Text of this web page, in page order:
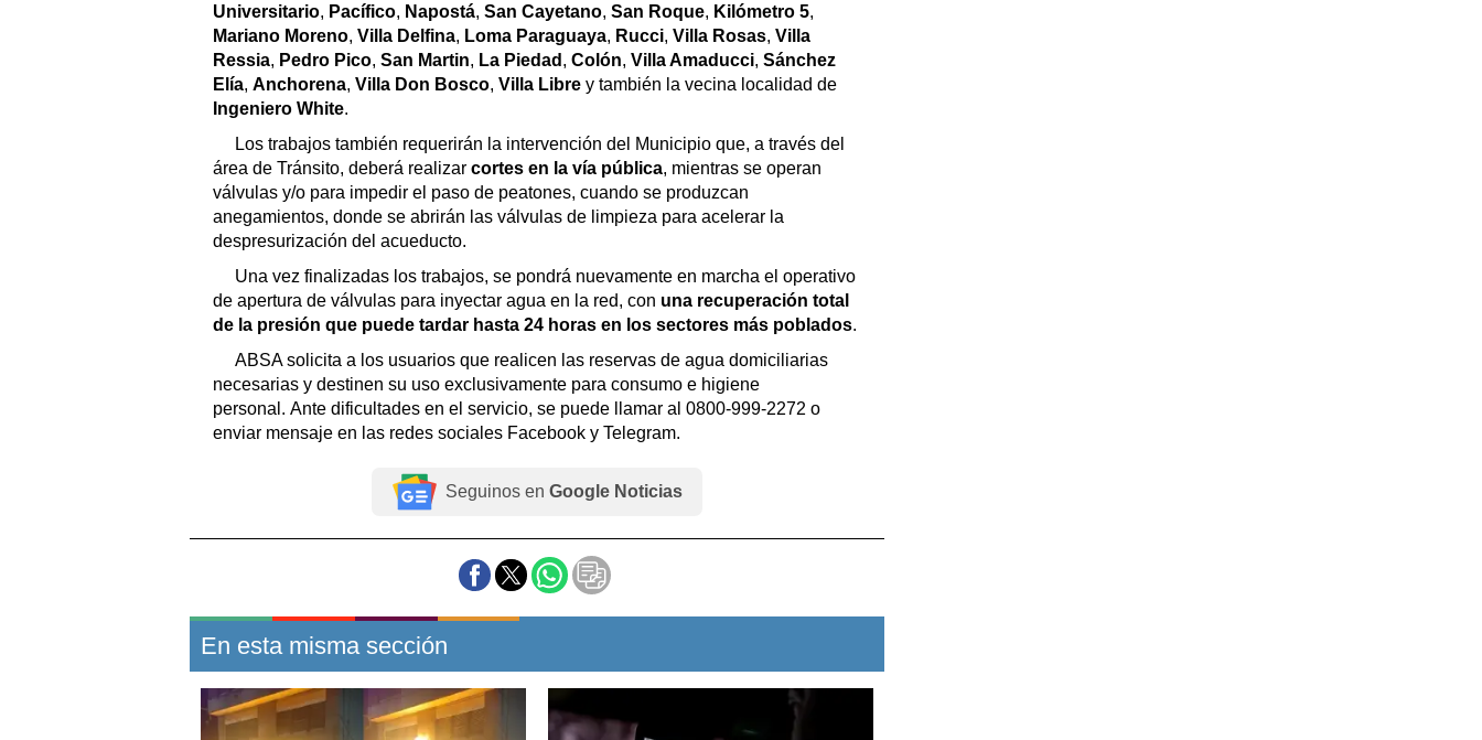
Universitario, Pacífico, Napostá, San Cayetano, San Roque, Kilómetro 5,
Mariano Moreno, Villa Delfina, Loma Paraguaya, Rucci, Villa Rosas, Villa
Ressia, Pedro Pico, San Martin, La Piedad , Colón, Villa Amaducci, Sánchez
Elía, Anchorena, Villa Don Bosco, Villa Libre y también la vecina localidad de
Ingeniero White.
Los trabajos también requerirán la intervención del Municipio que, a través del
área de Tránsito, deberá realizar cortes en la vía pública, mientras se operan
válvulas y/o para impedir el paso de peatones, cuando se produzcan
anegamientos, donde se abrirán las válvulas de limpieza para acelerar la
despresurización del acueducto.
Una vez finalizadas los trabajos, se pondrá nuevamente en marcha el operativo
de apertura de válvulas para inyectar agua en la red, con una recuperación total
de la presión que puede tardar hasta 24 horas en los sectores más poblados.
ABSA solicita a los usuarios que realicen las reservas de agua domiciliarias
necesarias y destinen su uso exclusivamente para consumo e higiene
personal. Ante dificultades en el servicio, se puede llamar al 0800-999-2272 o
enviar mensaje en las redes sociales Facebook y Telegram.
Seguinos en Google Noticias
En esta misma sección